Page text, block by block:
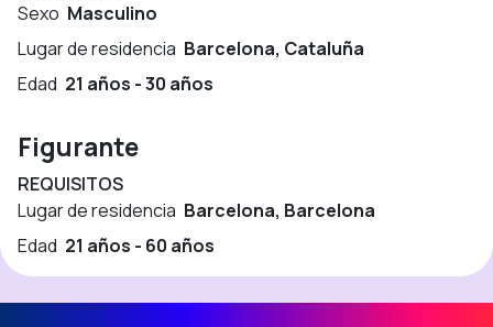
Sexo Masculino
Lugar de residencia Barcelona, Cataluña
Edad 21 años - 30 años
Figurante
REQUISITOS
Lugar de residencia Barcelona, Barcelona
Edad 21 años - 60 años